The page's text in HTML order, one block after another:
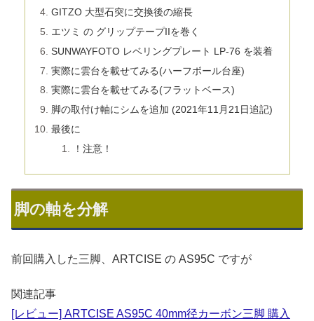
GITZO 大型石突に交換後の縮長
エツミ の グリップテープIIを巻く
SUNWAYFOTO レベリングプレート LP-76 を装着
実際に雲台を載せてみる(ハーフボール台座)
実際に雲台を載せてみる(フラットベース)
脚の取付け軸にシムを追加 (2021年11月21日追記)
最後に
！注意！
脚の軸を分解
前回購入した三脚、ARTCISE の AS95C ですが
関連記事
[レビュー] ARTCISE AS95C 40mm径カーボン三脚 購入